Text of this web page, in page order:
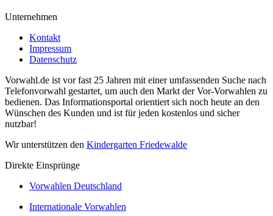
Unternehmen
Kontakt
Impressum
Datenschutz
Vorwahl.de ist vor fast 25 Jahren mit einer umfassenden Suche nach
Telefonvorwahl gestartet, um auch den Markt der Vor-Vorwahlen zu
bedienen. Das Informationsportal orientiert sich noch heute an den
Wünschen des Kunden und ist für jeden kostenlos und sicher
nutzbar!
Wir unterstützen den Kindergarten Friedewalde
Direkte Einsprünge
Vorwahlen Deutschland
Internationale Vorwahlen